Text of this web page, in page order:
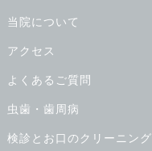
当院について
アクセス
よくあるご質問
虫歯・歯周病
検診とお口のクリーニング